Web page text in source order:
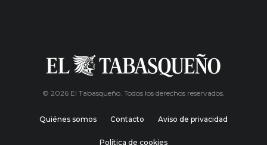
© 2026 El Tabasqueño. Todos los derechos reservados.
Quiénes somos Contacto Aviso de privacidad
Política de cookies